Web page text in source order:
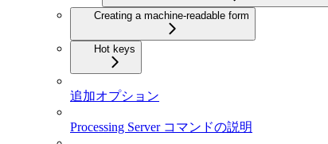
Creating a machine-readable form
Hot keys
追加オプション
Processing Server コマンドの説明